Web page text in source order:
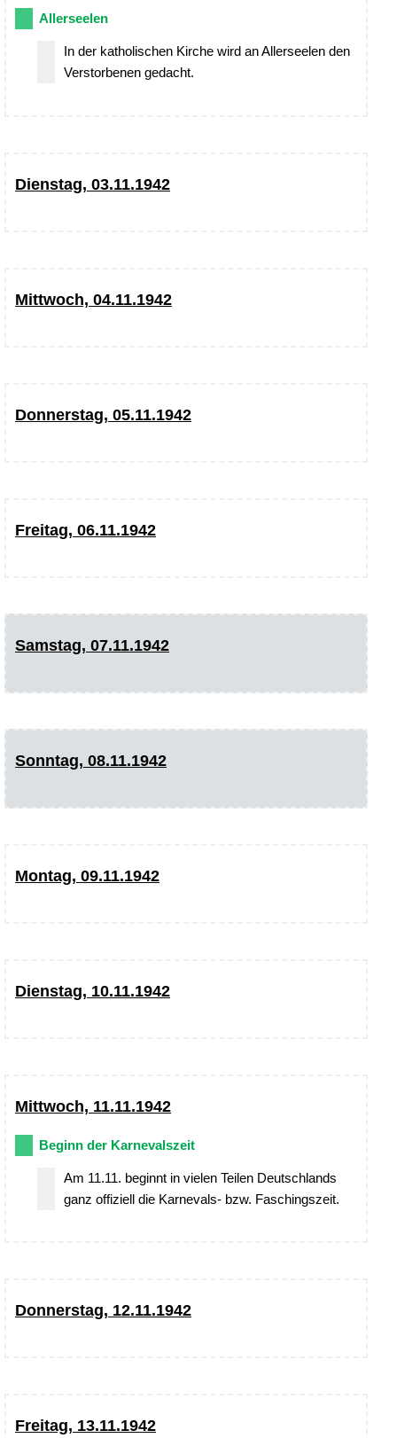
Allerseelen
In der katholischen Kirche wird an Allerseelen den
Verstorbenen gedacht.
Dienstag, 03.11.1942
Mittwoch, 04.11.1942
Donnerstag, 05.11.1942
Freitag, 06.11.1942
Samstag, 07.11.1942
Sonntag, 08.11.1942
Montag, 09.11.1942
Dienstag, 10.11.1942
Mittwoch, 11.11.1942
Beginn der Karnevalszeit
Am 11.11. beginnt in vielen Teilen Deutschlands
ganz offiziell die Karnevals- bzw. Faschingszeit.
Donnerstag, 12.11.1942
Freitag, 13.11.1942